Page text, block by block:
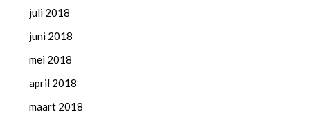
juli 2018
juni 2018
mei 2018
april 2018
maart 2018